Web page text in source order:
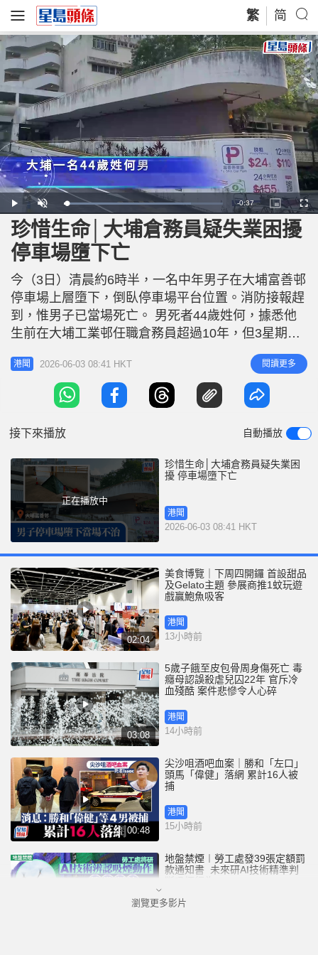
繁 简
P
l
a
y
U
n
m
u
t
L
o
a
d
e
:
9
7
4
%
R
e
i
n
e
-0:37
P
i
c
t
u
-
P
i
c
t
u
r
e
F
u
珍惜生命│大埔倉務員疑失業困擾
停車場墮下亡
今（3日）清晨約6時半，一名中年男子在大埔富善邨
停車場上層墮下，倒臥停車場平台位置。消防接報趕
到，惟男子已當場死亡。 男死者44歲姓何，據悉他
生前在大埔工業邨任職倉務員超過10年，但3星期前
他因為在工作期間吸煙，遭到僱主解僱。當時事主情
緒顯得失落，事後一直找工，但未找到工作。 警方
在場沒有檢獲遺書，經調查後相信何男受工作問題困
擾而輕生，其死因有待驗屍後確定。 防止自殺求助
港聞 2026-06-03 08:41 HKT 閱讀更多
接下來播放 自動播放
正在播放中
珍惜生命│大埔倉務員疑失業困
擾 停車場墮下亡
港聞
2026-06-03 08:41 HKT
02:04
美食博覽｜下周四開鑼 首設甜品
及Gelato主題 參展商推1蚊玩遊
戲贏鮑魚吸客
港聞
13小時前
03:08
5歲子餓至皮包骨周身傷死亡 毒
癮母認誤殺虐兒囚22年 官斥冷
血殘酷 案件悲慘令人心碎
港聞
14小時前
00:48
尖沙咀酒吧血案｜勝和「左口」
頭馬「偉健」落網 累計16人被
捕
港聞
15小時前
地盤禁煙︱勞工處發39張定額罰
款通知書 未來研AI技術精準判
港聞
瀏覽更多影片